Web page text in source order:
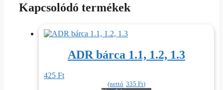
Kapcsolódó termékek
ADR bárca 1.1, 1.2, 1.3
425 Ft
(nettó 335 Ft)